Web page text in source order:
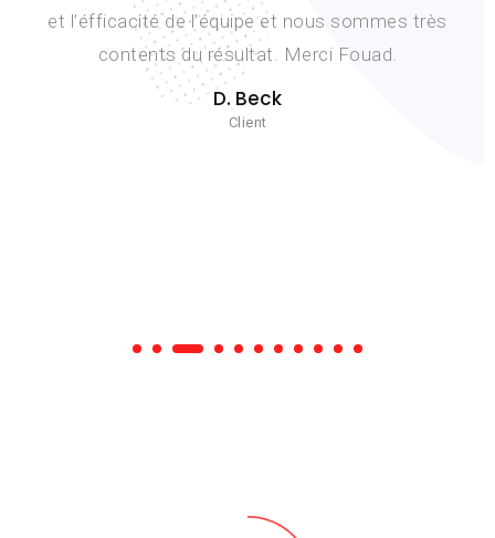
et l’éfficacité de l’équipe et nous sommes très
contents du résultat. Merci Fouad.
D. Beck
Client